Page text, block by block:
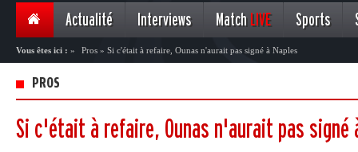
Actualité Interviews Match LIVE Sports
Vous êtes ici : » Pros » Si c'était à refaire, Ounas n'aurait pas signé à Naples
PROS
Si c'était à refaire, Ounas n'aurait pas signé